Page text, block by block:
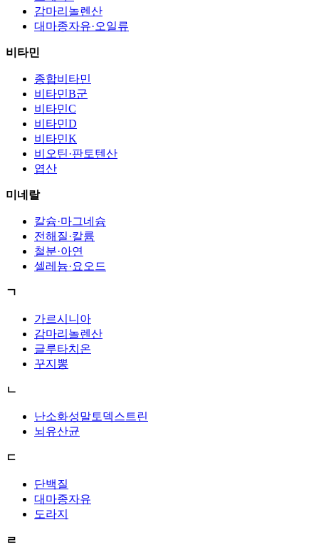
감마리놀렌산
대마종자유·오일류
비타민
종합비타민
비타민B군
비타민C
비타민D
비타민K
비오틴·판토텐산
엽산
미네랄
칼슘·마그네슘
전해질·칼륨
철분·아연
셀레늄·요오드
ㄱ
가르시니아
감마리놀렌산
글루타치온
꾸지뽕
ㄴ
난소화성말토덱스트린
뇌유산균
ㄷ
단백질
대마종자유
도라지
ㄹ